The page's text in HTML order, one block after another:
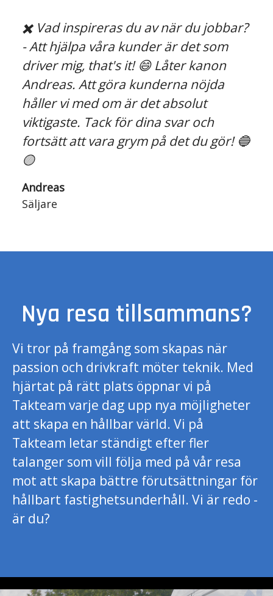
✖️ Vad inspireras du av när du jobbar?
- Att hjälpa våra kunder är det som
driver mig, that's it! 😄 Låter kanon
Andreas. Att göra kunderna nöjda
håller vi med om är det absolut
viktigaste. Tack för dina svar och
fortsätt att vara grym på det du gör! 🔵
🟡
Andreas
Säljare
Nya resa tillsammans?
Vi tror på framgång som skapas när
passion och drivkraft möter teknik. Med
hjärtat på rätt plats öppnar vi på
Takteam varje dag upp nya möjligheter
att skapa en hållbar värld. Vi på
Takteam letar ständigt efter fler
talanger som vill följa med på vår resa
mot att skapa bättre förutsättningar för
hållbart fastighetsunderhåll. Vi är redo -
är du?